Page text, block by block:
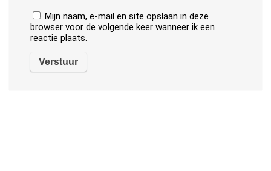
Mijn naam, e-mail en site opslaan in deze
browser voor de volgende keer wanneer ik een
reactie plaats.